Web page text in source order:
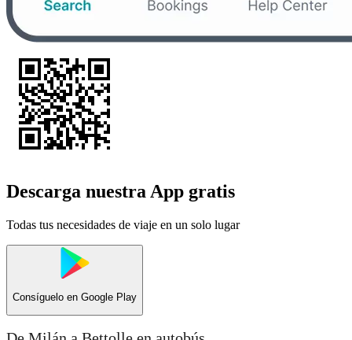
Descarga nuestra App gratis
Todas tus necesidades de viaje en un solo lugar
Consíguelo en Google Play